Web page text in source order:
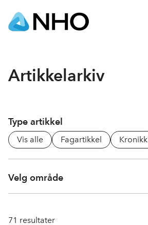
Artikkelarkiv
Type artikkel
Vis alle Fagartikkel Kronikk
Velg område
71 resultater